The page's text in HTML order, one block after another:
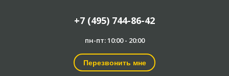
+7 (495) 744-86-42
пн-пт: 10:00 - 20:00
Перезвонить мне